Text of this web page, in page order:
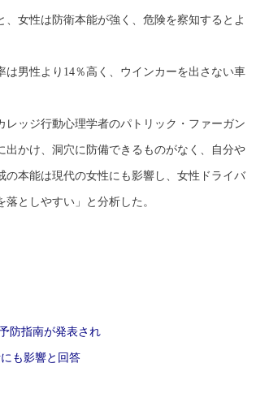
女性は防衛本能が強く、危険を察知するとよ
男性より14％高く、ウインカーを出さない車
ッジ行動心理学者のパトリック・ファーガン
かけ、洞穴に防備できるものがなく、自分や
本能は現代の女性にも影響し、女性ドライバ
としやすい」と分析した。
防指南が発表され
も影響と回答